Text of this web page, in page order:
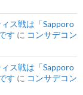
ス戦は「Sapporo
す に コンサデコン
ス戦は「Sapporo
す に コンサデコン